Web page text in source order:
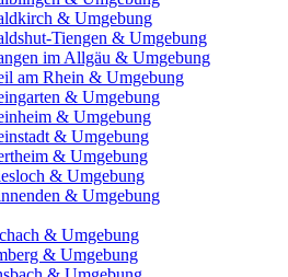
& Umgebung
Tiengen & Umgebung
im Allgäu & Umgebung
am Rhein & Umgebung
& Umgebung
& Umgebung
& Umgebung
& Umgebung
& Umgebung
& Umgebung
& Umgebung
& Umgebung